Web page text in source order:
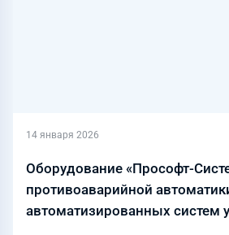
14 января 2026
Оборудование «Прософт-
противоаварийной
автоматизированных систем